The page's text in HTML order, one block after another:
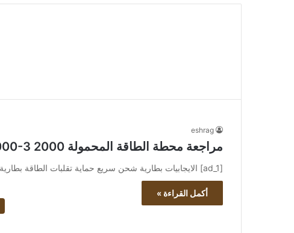
eshrag
مراجعة محطة الطاقة المحمولة BRIDNA PPS2000-3 2000 واط
[ad_1] الايجابيات بطارية شحن سريع حماية تقلبات الطاقة بطارية بقوة 2000 واط وظيفة UPS مدمجة …
أكمل القراءة »